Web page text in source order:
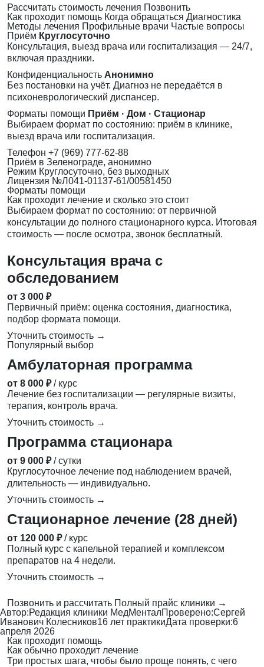
Рассчитать стоимость лечения Позвонить
Как проходит помощь Когда обращаться Диагностика
Методы лечения Профильные врачи Частые вопросы
Приём Круглосуточно
Консультация, выезд врача или госпитализация — 24/7,
включая праздники.
Конфиденциальность Анонимно
Без постановки на учёт. Диагноз не передаётся в
психоневрологический диспансер.
Форматы помощи Приём · Дом · Стационар
Выбираем формат по состоянию: приём в клинике,
выезд врача или госпитализация.
Телефон +7 (969) 777-62-88
Приём в Зеленограде, анонимно
Режим Круглосуточно, без выходных
Лицензия №Л041-01137-61/00581450
Форматы помощи
Как проходит лечение и сколько это стоит
Выбираем формат по состоянию: от первичной
консультации до полного стационарного курса. Итоговая
стоимость — после осмотра, звонок бесплатный.
Консультация врача с
обследованием
от 3 000 ₽
Первичный приём: оценка состояния, диагностика,
подбор формата помощи.
Уточнить стоимость →
Популярный выбор
Амбулаторная программа
от 8 000 ₽ / курс
Лечение без госпитализации — регулярные визиты,
терапия, контроль врача.
Уточнить стоимость →
Программа стационара
от 9 000 ₽ / сутки
Круглосуточное лечение под наблюдением врачей,
длительность — индивидуально.
Уточнить стоимость →
Стационарное лечение (28 дней)
от 120 000 ₽ / курс
Полный курс с капельной терапией и комплексом
препаратов на 4 недели.
Уточнить стоимость →
Позвонить и рассчитать Полный прайс клиники →
Автор:Редакция клиники МедМенталПроверено:Сергей
Иванович Колесников16 лет практикиДата проверки:6
апреля 2026
Как проходит помощь
Как обычно проходит лечение
Три простых шага, чтобы было проще понять, с чего